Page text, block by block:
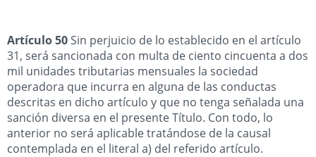
Artículo 50Sin perjuicio de lo establecido en el artículo
31, será sancionada con multa de ciento cincuenta a dos
mil unidades tributarias mensuales la sociedad
operadora que incurra en alguna de las conductas
descritas en dicho artículo y que no tenga señalada una
sanción diversa en el presente Título. Con todo, lo
anterior no será aplicable tratándose de la causal
contemplada en el literal a) del referido artículo.